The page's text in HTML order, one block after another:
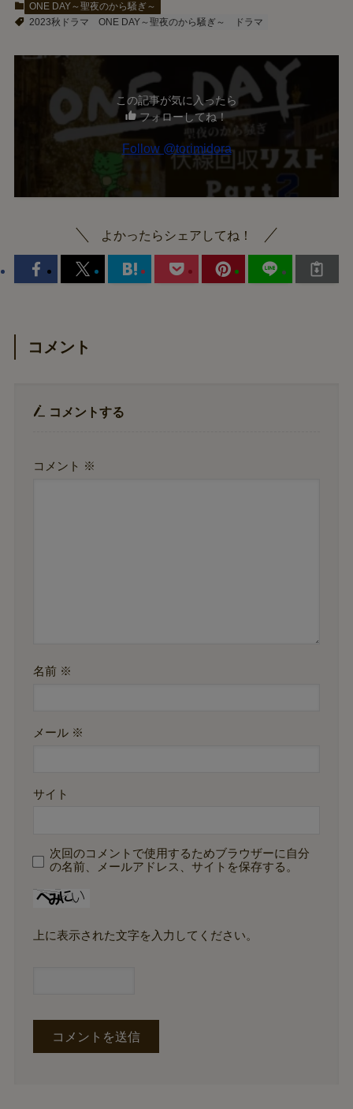
ONE DAY～聖夜のから騒ぎ～
2023秋ドラマ
ONE DAY～聖夜のから騒ぎ～ ドラマ
この記事が気に入ったら
フォローしてね！
Follow @torimidora
よかったらシェアしてね！
コメント
コメントする
コメント ※
名前 ※
メール ※
サイト
次回のコメントで使用するためブラウザーに自分
の名前、メールアドレス、サイトを保存する。
上に表示された文字を入力してください。